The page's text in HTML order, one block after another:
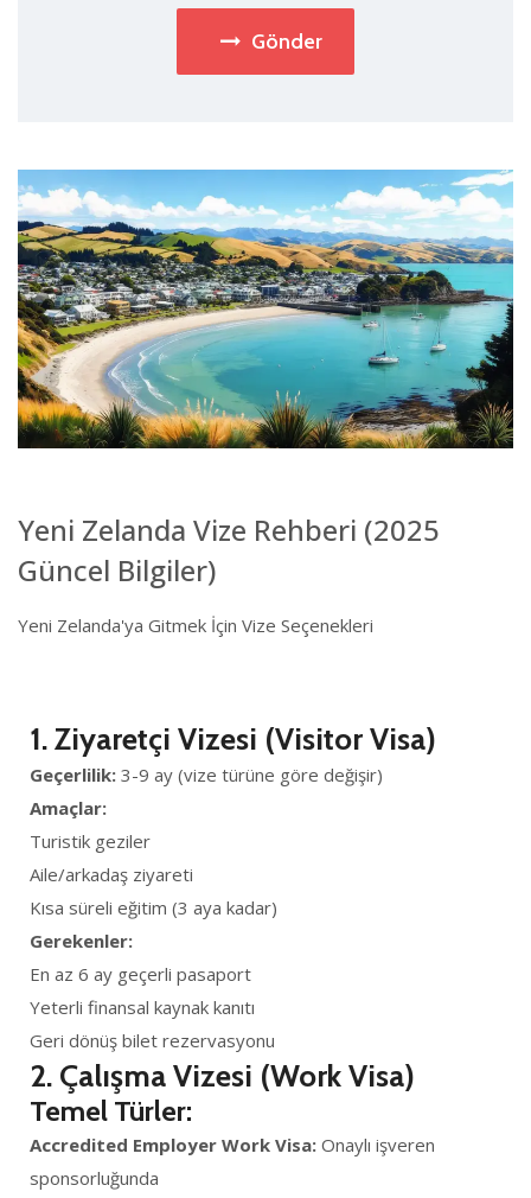
Gönder
Yeni Zelanda Vize Rehberi (2025
Güncel Bilgiler)
Yeni Zelanda'ya Gitmek İçin Vize Seçenekleri
1. Ziyaretçi Vizesi (Visitor Visa)
Geçerlilik: 3-9 ay (vize türüne göre değişir)
Amaçlar:
Turistik geziler
Aile/arkadaş ziyareti
Kısa süreli eğitim (3 aya kadar)
Gerekenler:
En az 6 ay geçerli pasaport
Yeterli finansal kaynak kanıtı
Geri dönüş bilet rezervasyonu
2. Çalışma Vizesi (Work Visa)
Temel Türler:
Accredited Employer Work Visa: Onaylı işveren
sponsorluğunda